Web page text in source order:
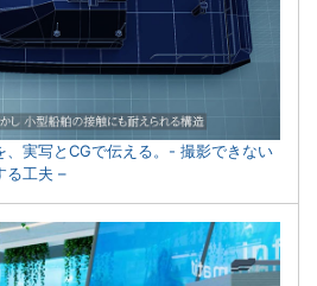
、実写とCGで伝える。- 撮影できない
る工夫 –